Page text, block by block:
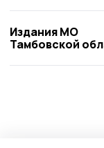
Издания МО
Тамбовской